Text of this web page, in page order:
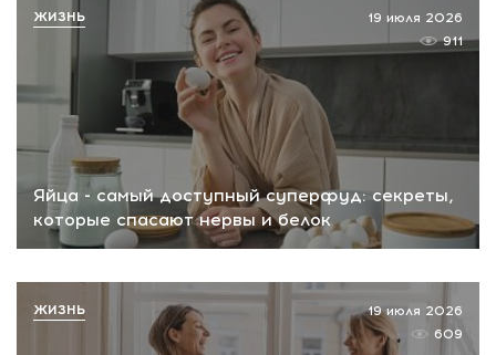
Яйца - самый доступный суперфуд: секреты,
которые спасают нервы и белок
19 июля 2026
911
ЖИЗНЬ
19 июля 2026
609
ЖИЗНЬ